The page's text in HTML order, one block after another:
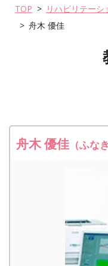
TOP リハビリテー
舟木 優佳
舟木 優佳 （ふな